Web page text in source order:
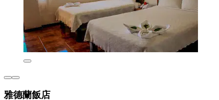
雅德蘭飯店